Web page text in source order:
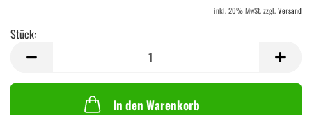
inkl. 20% MwSt. zzgl.Versand
Stück:
In den Warenkorb